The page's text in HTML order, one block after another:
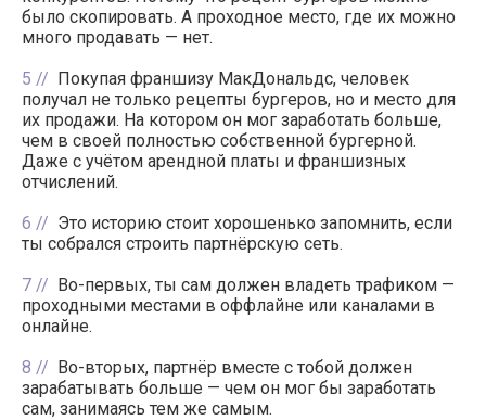
было скопировать. А проходное место, где их можно
много продавать — нет.
5
Покупая франшизу МакДональдс, человек
получал не только рецепты бургеров, но и место для
их продажи. На котором он мог заработать больше,
чем в своей полностью собственной бургерной.
Даже с учётом арендной платы и франшизных
отчислений.
6
Это историю стоит хорошенько запомнить, если
ты собрался строить партнёрскую сеть.
7
Во-первых, ты сам должен владеть трафиком —
проходными местами в оффлайне или каналами в
онлайне.
8
Во-вторых, партнёр вместе с тобой должен
зарабатывать больше — чем он мог бы заработать
сам, занимаясь тем же самым.